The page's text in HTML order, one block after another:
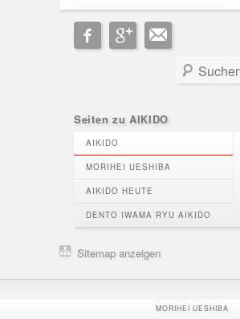
Search
Seiten zu AIKIDO
AIKIDO
MORIHEI UESHIBA
AIKIDO HEUTE
DENTO IWAMA RYU AIKIDO
Sitemap
MORIHEI UESHIBA